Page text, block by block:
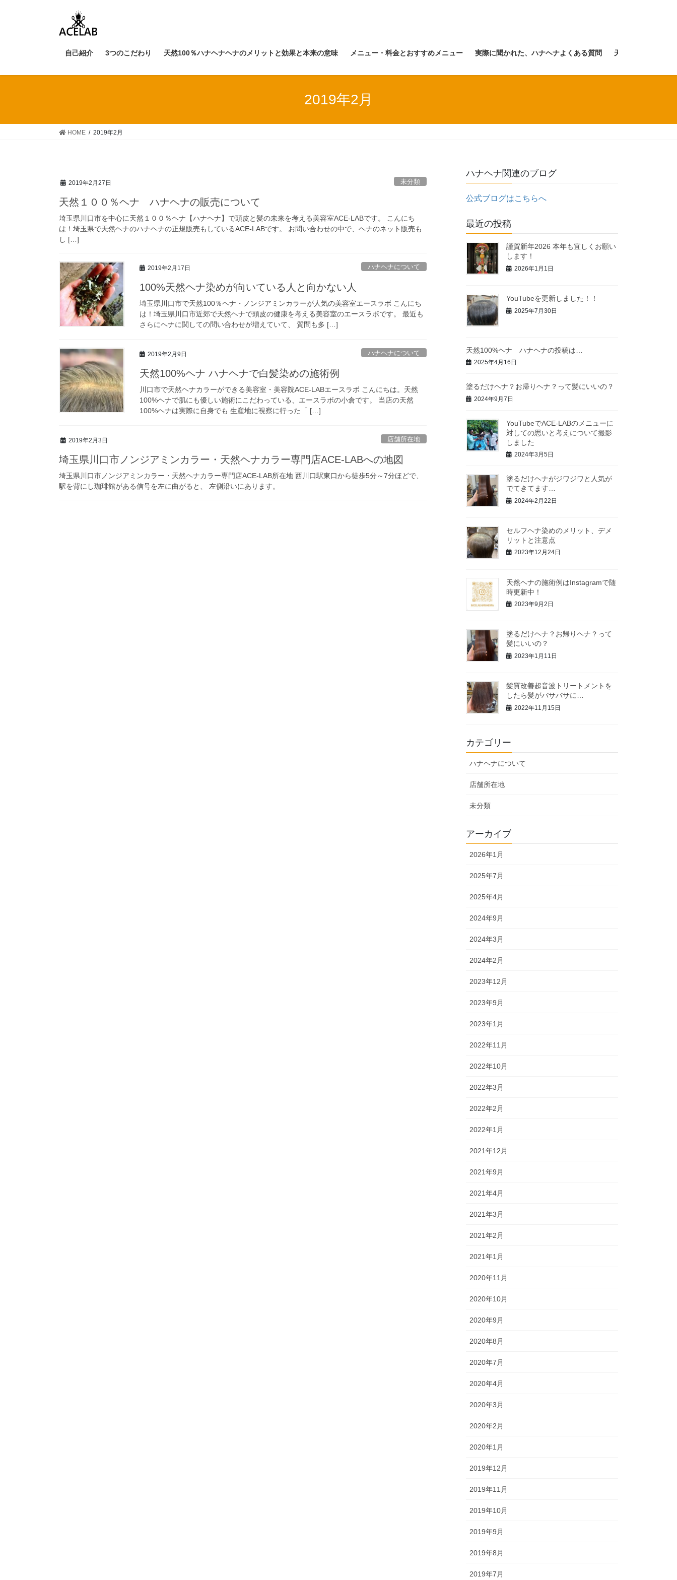
ス
ン
自己紹介 3つのこだわり 天然100％ハナヘナヘナのメリットと効果と本来の意味 メニュー・料金とおすすめメニュー 実際に聞かれた、ハナヘナよくある質問 天然１００％ヘナ
2019年2月
HOME 2019年2月
2019年2月27日 未分類
天然１００％ヘナ ハナヘナの販売について
埼玉県川口市を中心に天然１００％ヘナ【ハナヘナ】で頭皮と髪の未来を考える美容室ACE-LABです。 こんにち
は！埼玉県で天然ヘナのハナヘナの正規販売もしているACE-LABです。 お問い合わせの中で、ヘナのネット販売も
し […]
2019年2月17日 ハナヘナについて
100%天然ヘナ染めが向いている人と向かない人
埼玉県川口市で天然100％ヘナ・ノンジアミンカラーが人気の美容室エースラボ こんにち
は！埼玉県川口市近郊で天然ヘナで頭皮の健康を考える美容室のエースラボです。 最近も
さらにヘナに関しての問い合わせが増えていて、 質問も多 […]
2019年2月9日 ハナヘナについて
天然100%ヘナ ハナヘナで白髪染めの施術例
川口市で天然ヘナカラーができる美容室・美容院ACE-LABエースラボ こんにちは。天然
100%ヘナで肌にも優しい施術にこだわっている、エースラボの小倉です。 当店の天然
100%ヘナは実際に自身でも 生産地に視察に行った「 […]
2019年2月3日 店舗所在地
埼玉県川口市ノンジアミンカラー・天然ヘナカラー専門店ACE-LABへの地図
埼玉県川口市ノンジアミンカラー・天然ヘナカラー専門店ACE-LAB所在地 西川口駅東口から徒歩5分～7分ほどで、
駅を背にし珈琲館がある信号を左に曲がると、 左側沿いにあります。
ハナヘナ関連のブログ
公式ブログはこちらへ
最近の投稿
謹賀新年2026 本年も宜しくお願い
します！
2026年1月1日
YouTubeを更新しました！！
2025年7月30日
天然100%ヘナ ハナヘナの投稿は…
2025年4月16日
塗るだけヘナ？お帰りヘナ？って髪にいいの？
2024年9月7日
YouTubeでACE-LABのメニューに
対しての思いと考えについて撮影
しました
2024年3月5日
塗るだけヘナがジワジワと人気が
でてきてます…
2024年2月22日
セルフヘナ染めのメリット、デメ
リットと注意点
2023年12月24日
天然ヘナの施術例はInstagramで随
時更新中！
2023年9月2日
塗るだけヘナ？お帰りヘナ？って
髪にいいの？
2023年1月11日
髪質改善超音波トリートメントを
したら髪がバサバサに…
2022年11月15日
カテゴリー
ハナヘナについて
店舗所在地
未分類
アーカイブ
2026年1月
2025年7月
2025年4月
2024年9月
2024年3月
2024年2月
2023年12月
2023年9月
2023年1月
2022年11月
2022年10月
2022年3月
2022年2月
2022年1月
2021年12月
2021年9月
2021年4月
2021年3月
2021年2月
2021年1月
2020年11月
2020年10月
2020年9月
2020年8月
2020年7月
2020年4月
2020年3月
2020年2月
2020年1月
2019年12月
2019年11月
2019年10月
2019年9月
2019年8月
2019年7月